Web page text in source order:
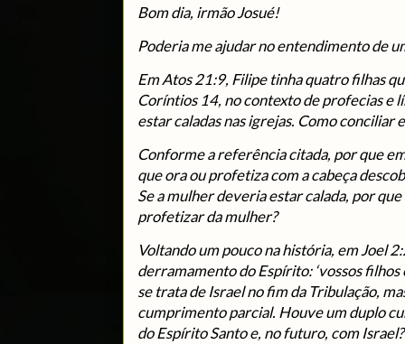
Bom dia, irmão Josué!
Poderia me ajudar no entendimento de
Em Atos 21:9, Filipe tinha quatro filhas
Coríntios 14, no contexto de profecias e
estar caladas nas igrejas. Como conciliar
Conforme a referência citada, por que
que ora ou profetiza com a cabeça
Se a mulher deveria estar calada, por
profetizar da mulher?
Voltando um pouco na história, em Joel
derramamento do Espírito: ‘vossos filhos
se trata de Israel no fim da Tribulação,
cumprimento parcial. Houve um duplo
do Espírito Santo e, no futuro, com Israel?